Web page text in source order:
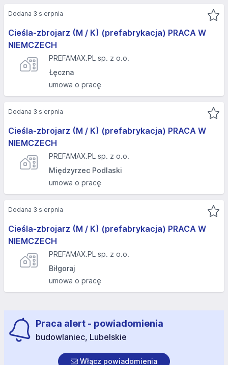
Cieśla-zbrojarz (M / K) (prefabrykacja) PRACA W
NIEMCZECH
PREFAMAX.PL sp. z o.o.
Łęczna
umowa o pracę
Dodana 3 sierpnia
Cieśla-zbrojarz (M / K) (prefabrykacja) PRACA W
NIEMCZECH
PREFAMAX.PL sp. z o.o.
Międzyrzec Podlaski
umowa o pracę
Dodana 3 sierpnia
Cieśla-zbrojarz (M / K) (prefabrykacja) PRACA W
NIEMCZECH
PREFAMAX.PL sp. z o.o.
Biłgoraj
umowa o pracę
Dodana 3 sierpnia
Praca alert - powiadomienia
budowlaniec, Lubelskie
Włącz powiadomienia